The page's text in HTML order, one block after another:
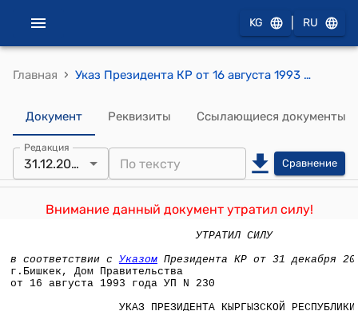
KG RU
Главная › Указ Президента КР от 16 августа 1993 года УП N 230 "Об освобождении фонда развития Международного университета Кыргызской Республики от уплаты налога на прибыль"
Документ Реквизиты Ссылающиеся документы
Редакция
31.12.2021 Сравнение
Внимание данный документ утратил силу!